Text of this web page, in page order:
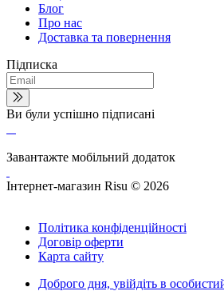
Блог
Про нас
Доставка та повернення
Підписка
Ви були успішно підписані
Завантажте мобільний додаток
Інтернет-магазин Risu © 2026
Політика конфіденційності
Договір оферти
Карта сайту
Доброго дня, увійдіть в